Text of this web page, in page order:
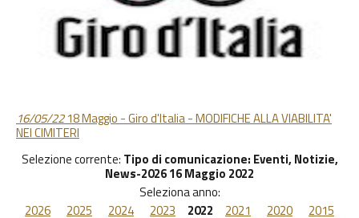
16/05/22 18 Maggio - Giro d'Italia - MODIFICHE ALLA VIABILITA'
NEI CIMITERI
Selezione corrente: Tipo di comunicazione: Eventi, Notizie,
News-2026 16 Maggio 2022
Seleziona anno:
2026
2025 2024 2023 2022 2021 2020
2015